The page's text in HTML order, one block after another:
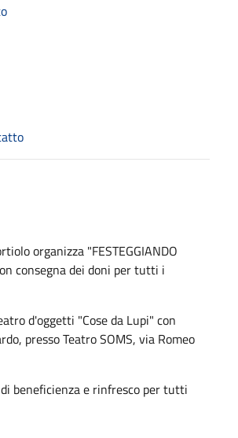
organizza "FESTEGGIANDO
consegna dei doni per tutti i
d'oggetti "Cose da Lupi" con
presso Teatro SOMS, via Romeo
beneficienza e rinfresco per tutti